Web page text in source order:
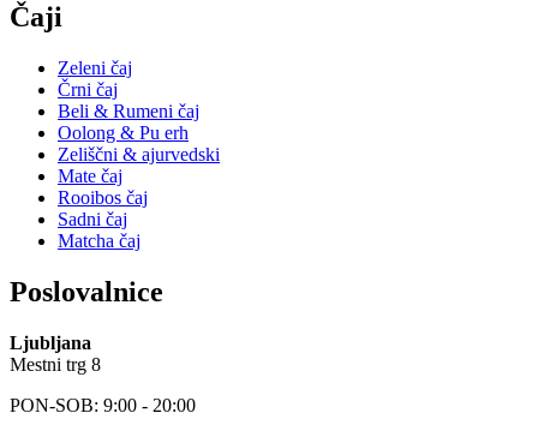
Čaji
Zeleni čaj
Črni čaj
Beli & Rumeni čaj
Oolong & Pu erh
Zeliščni & ajurvedski
Mate čaj
Rooibos čaj
Sadni čaj
Matcha čaj
Poslovalnice
Ljubljana
Mestni trg 8
PON-SOB: 9:00 - 20:00